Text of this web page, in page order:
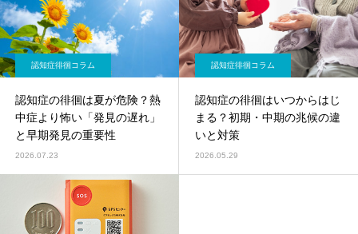
認知症徘徊コラム
認知症の徘徊は夏が危険？熱
中症より怖い「発見の遅れ」
と早期発見の重要性
2026.07.23
認知症徘徊コラム
認知症の徘徊はいつからはじ
まる？初期・中期の兆候の違
いと対策
2026.05.29